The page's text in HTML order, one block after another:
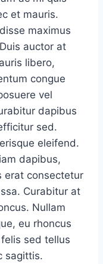
et mauris.
maximus
auctor at
libero,
congue
vel
dapibus
sed.
eleifend.
dapibus,
erat consectetur
Curabitur at
Nullam
eu rhoncus
sed tellus
sagittis.